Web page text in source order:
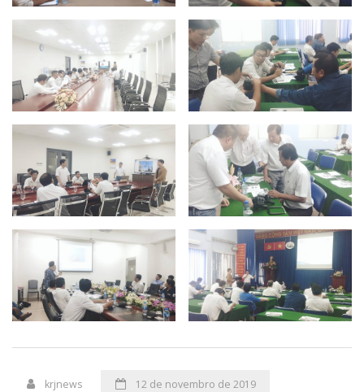
krjnews 12 de novembro de 2019